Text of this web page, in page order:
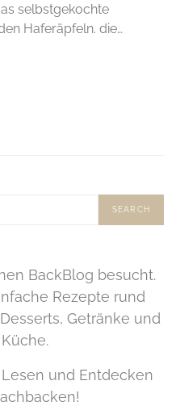
selbstgekochte
Haferäpfeln. die…
SEARCH
BackBlog besucht.
Rezepte rund
Getränke und
und Entdecken